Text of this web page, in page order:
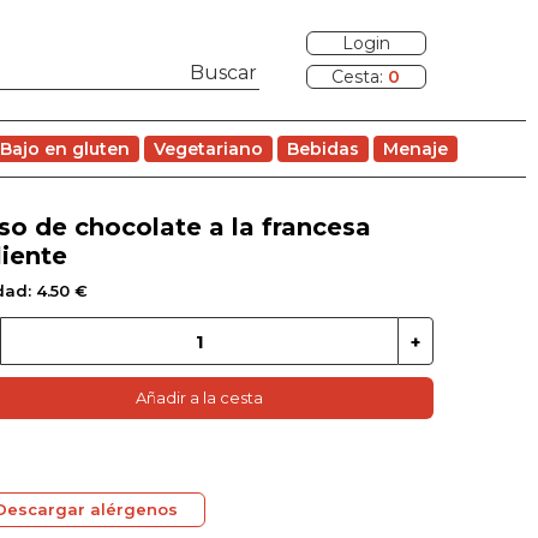
Login
Cesta: 0
Bajo en gluten Vegetariano Bebidas Menaje
de chocolate a la francesa
4.50 €
Añadir a la cesta
alérgenos